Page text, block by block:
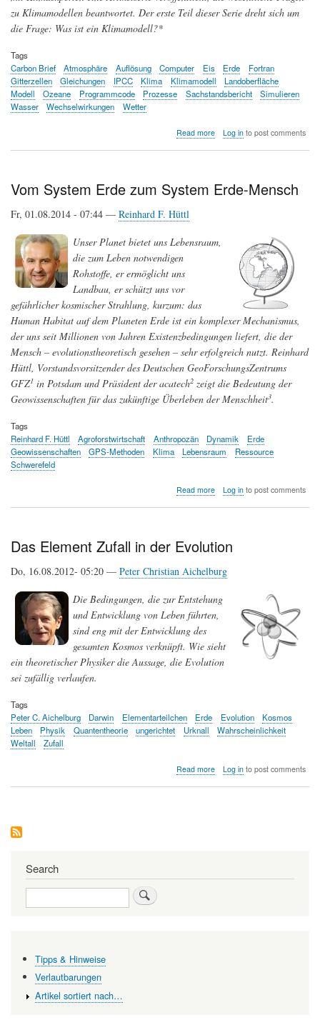
zu Klimamodellen beantwortet. Der erste Teil dieser Serie dreht sich um
die Frage: Was ist ein Klimamodell?*
Tags
Carbon Brief
Atmosphäre Auflösung Computer Eis Erde
Fortran
Gitterzellen
Gleichungen IPCC Klima Klimamodell
Landoberfläche
Modell
Ozeane Programmcode Prozesse Sachstandsbericht
Simulieren
Wasser
Wechselwirkungen Wetter
Read moreabout
über
–
Einführung
Log into post comments
Vom System Erde zum System Erde-Mensch
Fr, 01.08.2014 - 07:44 — Reinhard F. Hüttl
Unser Planet bietet uns Lebensraum,
die zum Leben notwendigen
Rohstoffe, er ermöglicht uns
Landbau, er schützt uns vor
gefährlicher kosmischer Strahlung, kurzum: das
Human Habitat auf dem Planeten Erde ist ein komplexer Mechanismus,
der uns seit Millionen von Jahren Existenzbedingungen liefert, die der
Mensch – evolutionstheoretisch gesehen – sehr erfolgreich nutzt. Reinhard
Hüttl, Vorstandsvorsitzender des Deutschen GeoForschungsZentrums
GFZ1 in Potsdam und Präsident der acatech2 zeigt die Bedeutung der
Geowissenschaften für das zukünftige Überleben der Menschheit3.
Tags
Reinhard F. Hüttl
Agroforstwirtschaft Anthropozän Dynamik
Erde
Geowissenschaften
GPS-Methoden Klima Lebensraum
Ressource
Schwerefeld
Read moreabout
System
Mensch
Log into post comments
Das Element Zufall in der Evolution
Do, 16.08.2012- 05:20 — Peter Christian Aichelburg
Die Bedingungen, die zur Entstehung
und Entwicklung von Leben führten,
sind eng mit der Entwicklung des
gesamten Kosmos verknüpft. Wie sieht
ein theoretischer Physiker die Aussage, die Evolution
sei zufällig verlaufen.
Tags
Peter C. Aichelburg
Darwin Elementarteilchen Erde Evolution
Kosmos
Leben
Physik Quantentheorie ungerichtet Urknall
Wahrscheinlichkeit
Weltall
Zufall
Read moreabout
Log into post comments
Search
Search
Tipps & Hinweise
Verlautbarungen
Artikel sortiert nach…